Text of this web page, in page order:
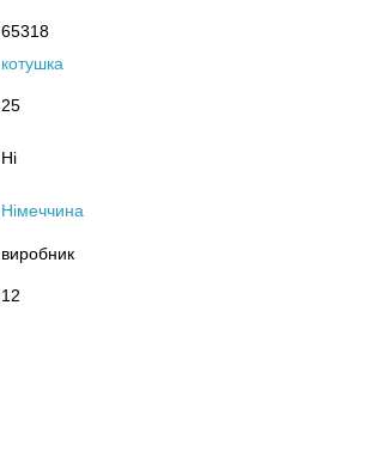
65318
котушка
25
Ні
Німеччина
виробник
12